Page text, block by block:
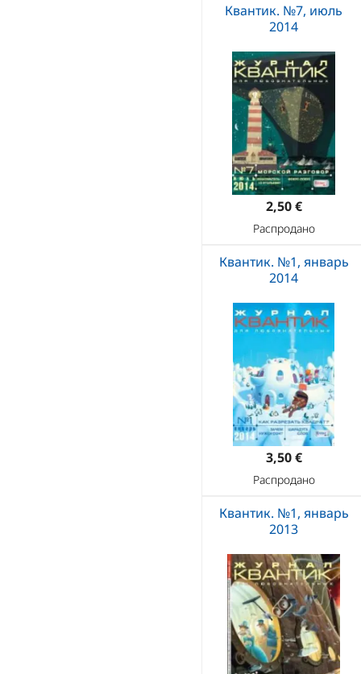
Квантик. №7, июль
2014
2,50 €
Распродано
Квантик. №1, январь
2014
3,50 €
Распродано
Квантик. №1, январь
2013